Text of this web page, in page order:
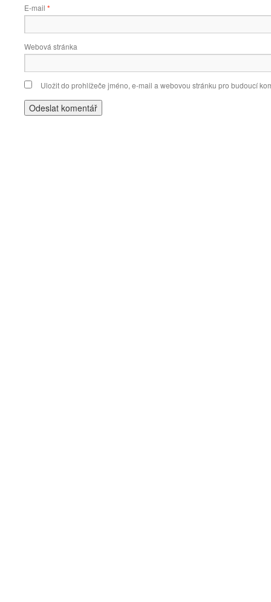
E-mail *
Webová stránka
Uložit do prohlížeče jméno, e-mail a webovou stránku pro budoucí